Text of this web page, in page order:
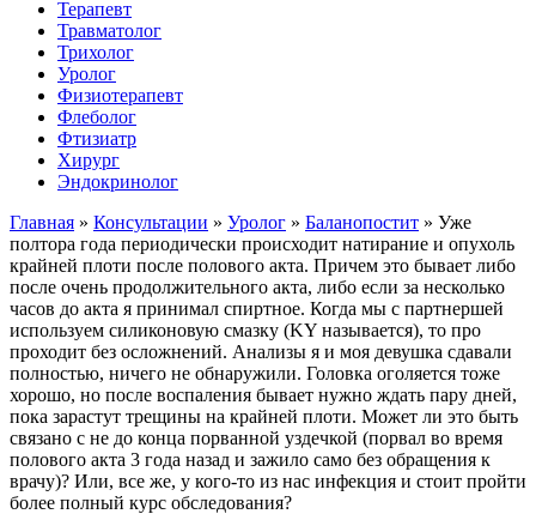
Терапевт
Травматолог
Трихолог
Уролог
Физиотерапевт
Флеболог
Фтизиатр
Хирург
Эндокринолог
Главная » Консультации » Уролог » Баланопостит » Уже
полтора года периодически происходит натирание и опухоль
крайней плоти после полового акта. Причем это бывает либо
после очень продолжительного акта, либо если за несколько
часов до акта я принимал спиртное. Когда мы с партнершей
используем силиконовую смазку (KY называется), то про
проходит без осложнений. Анализы я и моя девушка сдавали
полностью, ничего не обнаружили. Головка оголяется тоже
хорошо, но после воспаления бывает нужно ждать пару дней,
пока зарастут трещины на крайней плоти. Может ли это быть
связано с не до конца порванной уздечкой (порвал во время
полового акта 3 года назад и зажило само без обращения к
врачу)? Или, все же, у кого-то из нас инфекция и стоит пройти
более полный курс обследования?